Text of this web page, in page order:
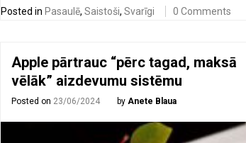
Posted in Pasaulē,Saistoši,Svarīgi 0 Comments
Apple pārtrauc “pērc tagad, maksā
vēlāk” aizdevumu sistēmu
Posted on 23/06/2024 byAnete Blaua